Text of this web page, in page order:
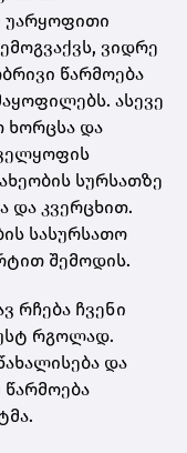
უარყოფითი
ვიდრე
წარმოება
ასევე
ხორცსა და
სურსათზე
და კვერცხით.
სასურსათო
შემოდის.
რჩება ჩვენი
რგოლად.
და